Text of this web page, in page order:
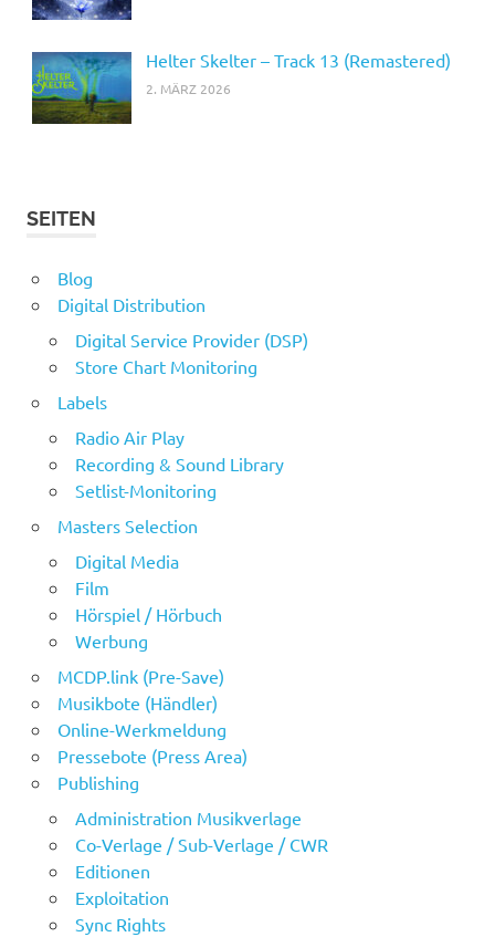
Helter Skelter – Track 13 (Remastered)
2. MÄRZ 2026
SEITEN
Blog
Digital Distribution
Digital Service Provider (DSP)
Store Chart Monitoring
Labels
Radio Air Play
Recording & Sound Library
Setlist-Monitoring
Masters Selection
Digital Media
Film
Hörspiel / Hörbuch
Werbung
MCDP.link (Pre-Save)
Musikbote (Händler)
Online-Werkmeldung
Pressebote (Press Area)
Publishing
Administration Musikverlage
Co-Verlage / Sub-Verlage / CWR
Editionen
Exploitation
Sync Rights